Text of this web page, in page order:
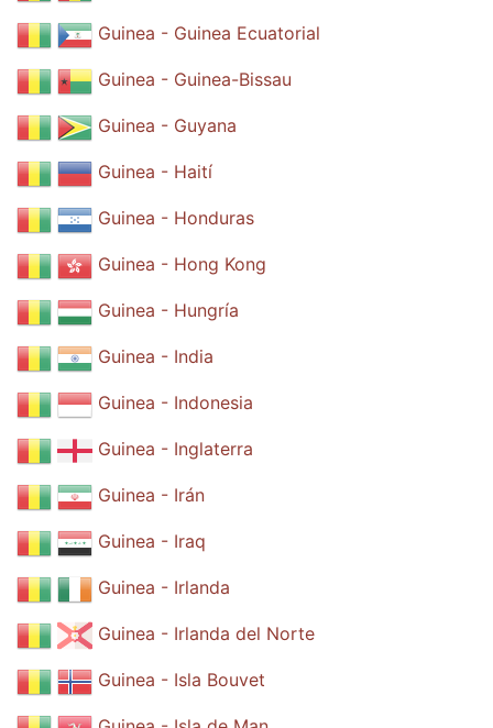
Guinea - Guinea Ecuatorial
Guinea - Guinea-Bissau
Guinea - Guyana
Guinea - Haití
Guinea - Honduras
Guinea - Hong Kong
Guinea - Hungría
Guinea - India
Guinea - Indonesia
Guinea - Inglaterra
Guinea - Irán
Guinea - Iraq
Guinea - Irlanda
Guinea - Irlanda del Norte
Guinea - Isla Bouvet